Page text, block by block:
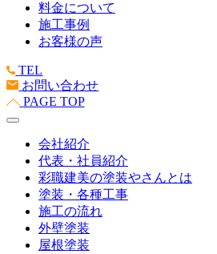
料金について
施工事例
お客様の声
TEL
お問い合わせ
PAGE TOP
会社紹介
代表・社員紹介
彩職建美の塗装やさんとは
塗装・各種工事
施工の流れ
外壁塗装
屋根塗装